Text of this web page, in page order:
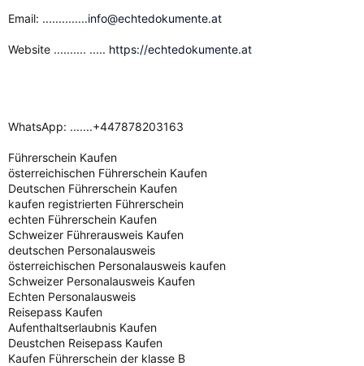
Email: ..............info@echtedokumente.at
Website .......... ..... https://echtedokumente.at
WhatsApp: .......+447878203163
Führerschein Kaufen
österreichischen Führerschein Kaufen
Deutschen Führerschein Kaufen
kaufen registrierten Führerschein
echten Führerschein Kaufen
Schweizer Führerausweis Kaufen
deutschen Personalausweis
österreichischen Personalausweis kaufen
Schweizer Personalausweis Kaufen
Echten Personalausweis
Reisepass Kaufen
Aufenthaltserlaubnis Kaufen
Deustchen Reisepass Kaufen
Kaufen Führerschein der klasse B